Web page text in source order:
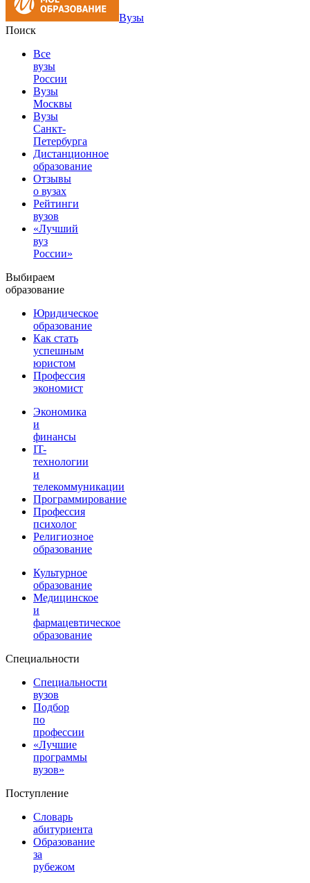
Вузы
Поиск
Все
вузы
России
Вузы
Москвы
Вузы
Санкт-
Петербурга
Дистанционное
образование
Отзывы
о вузах
Рейтинги
вузов
«Лучший
вуз
России»
Выбираем
образование
Юридическое
образование
Как стать
успешным
юристом
Профессия
экономист
Экономика
и
финансы
IT-
технологии
и
телекоммуникации
Программирование
Профессия
психолог
Религиозное
образование
Культурное
образование
Медицинское
и
фармацевтическое
образование
Специальности
Специальности
вузов
Подбор
по
профессии
«Лучшие
программы
вузов»
Поступление
Словарь
абитуриента
Образование
за
рубежом